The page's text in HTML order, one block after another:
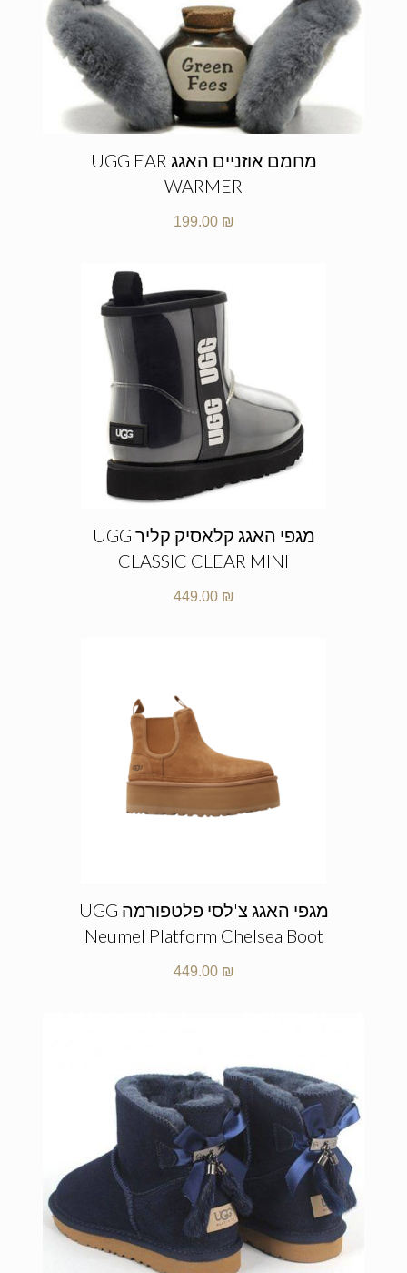
מחמם אוזניים האגג UGG EAR
WARMER
199.00 ₪
מגפי האגג קלאסיק קליר UGG
CLASSIC CLEAR MINI
449.00 ₪
מגפי האגג צ'לסי פלטפורמה UGG
Neumel Platform Chelsea Boot
449.00 ₪